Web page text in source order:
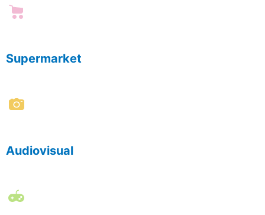
Supermarket
Audiovisual